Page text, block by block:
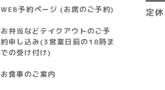
定休
WEB予約ページ (お席のご予約)
お弁当などテイクアウトのご予
約申し込み(3営業日前の18時ま
での受け付け)
お食事のご案内